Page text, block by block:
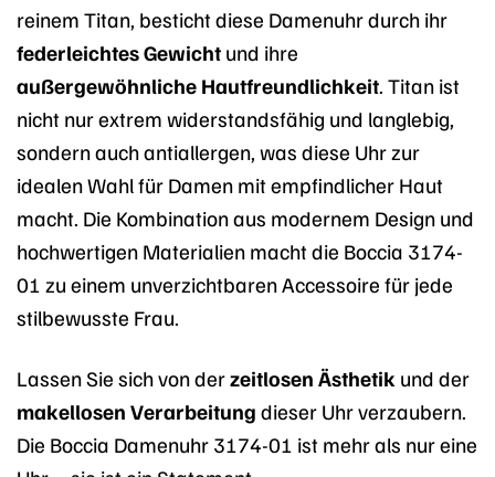
reinem Titan, besticht diese Damenuhr durch ihr
federleichtes Gewicht und ihre
außergewöhnliche Hautfreundlichkeit. Titan ist
nicht nur extrem widerstandsfähig und langlebig,
sondern auch antiallergen, was diese Uhr zur
idealen Wahl für Damen mit empfindlicher Haut
macht. Die Kombination aus modernem Design und
hochwertigen Materialien macht die Boccia 3174-
01 zu einem unverzichtbaren Accessoire für jede
stilbewusste Frau.
Lassen Sie sich von derzeitlosen Ästhetik und der
makellosen Verarbeitung dieser Uhr verzaubern.
Die Boccia Damenuhr 3174-01 ist mehr als nur eine